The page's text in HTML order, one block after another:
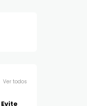
Ver todos